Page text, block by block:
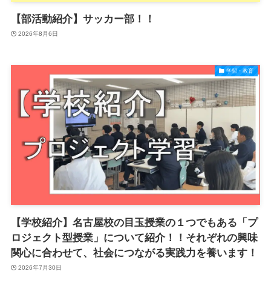
【部活動紹介】サッカー部！！
2026年8月6日
学習・教育
【学校紹介】名古屋校の目玉授業の１つでもある「プ
ロジェクト型授業」について紹介！！それぞれの興味
関心に合わせて、社会につながる実践力を養います！
2026年7月30日